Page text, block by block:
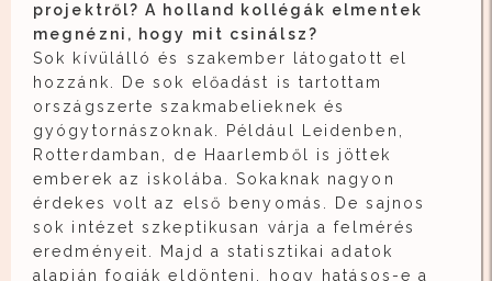
projektről? A holland kollégák elmentek
megnézni, hogy mit csinálsz?
Sok kívülálló és szakember látogatott el
hozzánk. De sok előadást is tartottam
országszerte szakmabelieknek és
gyógytornászoknak. Például Leidenben,
Rotterdamban, de Haarlemből is jöttek
emberek az iskolába. Sokaknak nagyon
érdekes volt az első benyomás. De sajnos
sok intézet szkeptikusan várja a felmérés
eredményeit. Majd a statisztikai adatok
alapján fogják eldönteni, hogy hatásos-e a